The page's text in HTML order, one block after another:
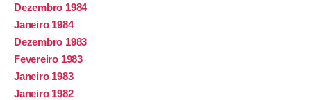
Dezembro 1984
Janeiro 1984
Dezembro 1983
Fevereiro 1983
Janeiro 1983
Janeiro 1982